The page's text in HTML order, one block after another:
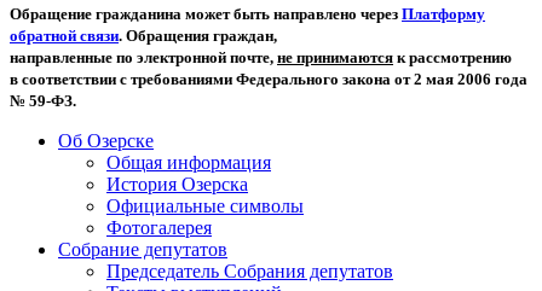
Обращение гражданина может быть направлено через Платформу
обратной связи. Обращения граждан,
направленные по электронной почте, не принимаются к рассмотрению
в соответствии с требованиями Федерального закона от 2 мая 2006 года
№ 59-ФЗ.
Об Озерске
Общая информация
История Озерска
Официальные символы
Фотогалерея
Собрание депутатов
Председатель Собрания депутатов